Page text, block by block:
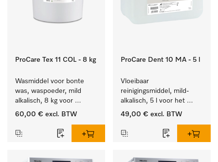
ProCare Tex 11 COL - 8 kg
Wasmiddel voor bonte
was, waspoeder, mild
alkalisch, 8 kg voor
behoud van kleur en
was.
60,00 € excl. BTW
ProCare Dent 10 MA - 5 l
Vloeibaar
reinigingsmiddel, mild-
alkalisch, 5 l voor het
machinaal behandelen
transmissie-instrumenten.
49,00 € excl. BTW